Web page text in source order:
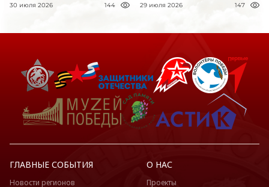
30 июля 2026 144 29 июля 2026 147
ГЛАВНЫЕ СОБЫТИЯ
Новости регионов
О НАС
Проекты